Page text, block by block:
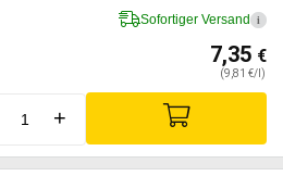
Sofortiger Versand i
7,35 €
(9,81 €/l)
+